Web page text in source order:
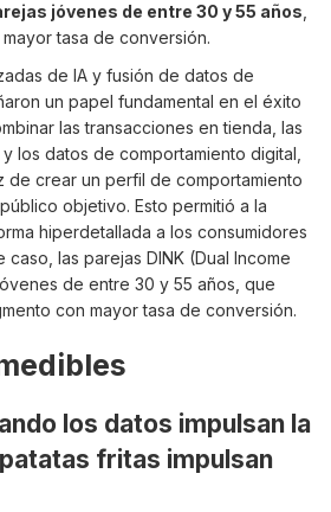
jóvenes de entre 30 y 55 años
tasa de conversión.
de IA y fusión de datos de
un papel fundamental en el éxito
las transacciones en tienda, las
los datos de comportamiento digital,
de crear un perfil de comportamiento
objetivo. Esto permitió a la
hiperdetallada a los consumidores
caso, las parejas DINK (Dual Income
de entre 30 y 55 años, que
con mayor tasa de conversión.
los datos impulsan la
fritas impulsan